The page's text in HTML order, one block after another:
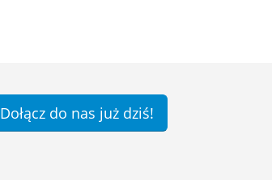
Dołącz do nas już dziś!